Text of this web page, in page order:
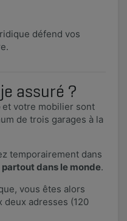
défend vos
assuré ?
et votre mobilier sont
de trois garages à la
temporairement dans
partout dans le monde.
vous êtes alors
deux adresses (120